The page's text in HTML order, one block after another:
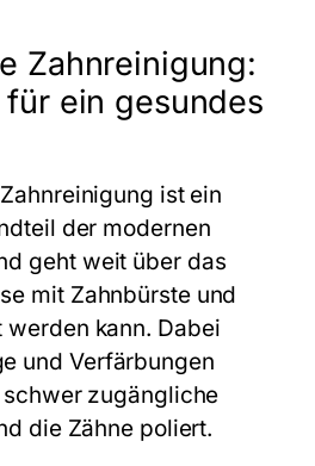
Zahnreinigung:
ein gesundes
ist ein
der modernen
geht weit über das
mit Zahnbürste und
kann. Dabei
und Verfärbungen
zugängliche
die Zähne poliert.